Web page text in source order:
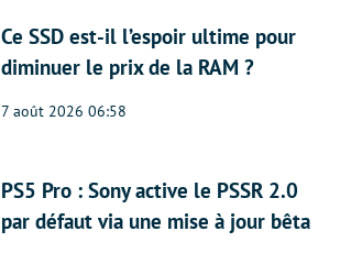
Ce SSD est-il l’espoir ultime pour
diminuer le prix de la RAM ?
7 août 2026 06:58
PS5 Pro : Sony active le PSSR 2.0
par défaut via une mise à jour bêta